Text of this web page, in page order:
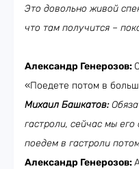
Это довольно живой
что там получится –
Александр Генерозов:
«Поедете потом в
Михаил Башкатов:
гастроли, сейчас мы
поедем в гастроли
Александр Генерозов: